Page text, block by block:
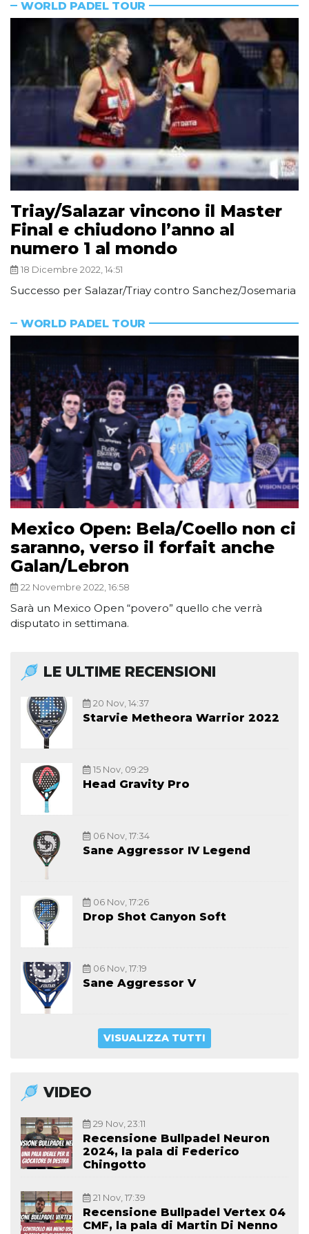
WORLD PADEL TOUR
Triay/Salazar vincono il Master
Final e chiudono l’anno al
numero 1 al mondo
18 Dicembre 2022, 14:51
Successo per Salazar/Triay contro Sanchez/Josemaria
WORLD PADEL TOUR
Mexico Open: Bela/Coello non ci
saranno, verso il forfait anche
Galan/Lebron
22 Novembre 2022, 16:58
Sarà un Mexico Open “povero” quello che verrà
disputato in settimana.
LE ULTIME RECENSIONI
20 Nov, 14:37
Starvie Metheora Warrior 2022
15 Nov, 09:29
Head Gravity Pro
06 Nov, 17:34
Sane Aggressor IV Legend
06 Nov, 17:26
Drop Shot Canyon Soft
06 Nov, 17:19
Sane Aggressor V
VISUALIZZA TUTTI
VIDEO
29 Nov, 23:11
Recensione Bullpadel Neuron
2024, la pala di Federico
Chingotto
21 Nov, 17:39
Recensione Bullpadel Vertex 04
CMF, la pala di Martin Di Nenno